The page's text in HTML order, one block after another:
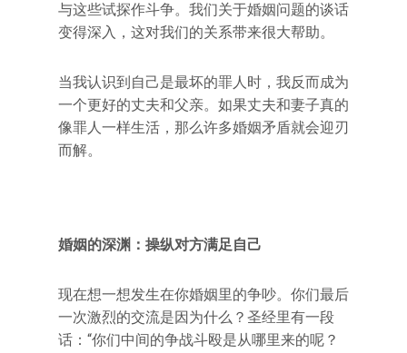
与这些试探作斗争。我们关于婚姻问题的谈话
变得深入，这对我们的关系带来很大帮助。
当我认识到自己是最坏的罪人时，我反而成为
一个更好的丈夫和父亲。如果丈夫和妻子真的
像罪人一样生活，那么许多婚姻矛盾就会迎刃
而解。
婚姻的深渊：操纵对方满足自己
现在想一想发生在你婚姻里的争吵。你们最后
一次激烈的交流是因为什么？圣经里有一段
话：“你们中间的争战斗殴是从哪里来的呢？